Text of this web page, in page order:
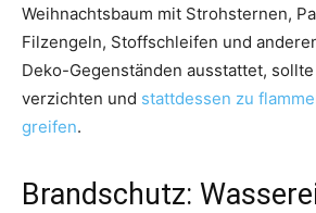
Weihnachtsbaum mit Strohsternen,
Filzengeln, Stoffschleifen und
Deko-Gegenständen ausstattet,
verzichten und stattdessen zu
greifen.
Brandschutz: